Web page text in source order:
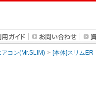
コン(Mr.SLIM) [本体]スリムER